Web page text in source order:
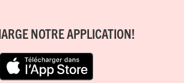
NOTRE APPLICATION!